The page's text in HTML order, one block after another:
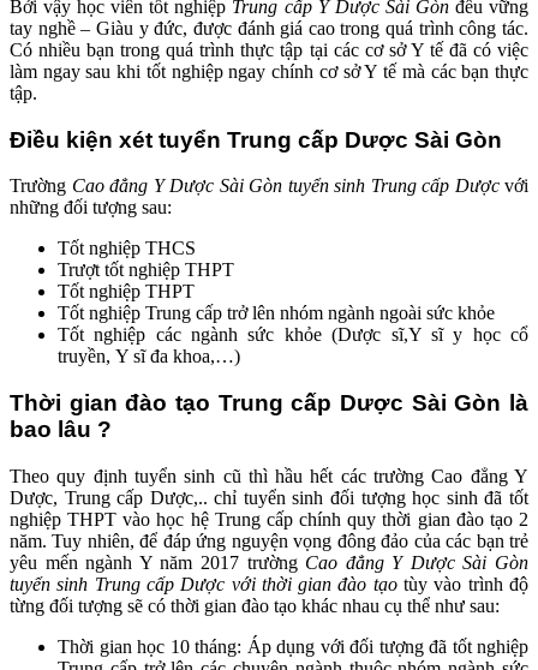
Bởi vậy học viên tốt nghiệp Trung cấp Y Dược Sài Gònđều vững
tay nghề – Giàu y đức, được đánh giá cao trong quá trình công tác.
Có nhiều bạn trong quá trình thực tập tại các cơ sở Y tế đã có việc
làm ngay sau khi tốt nghiệp ngay chính cơ sở Y tế mà các bạn thực
tập.
Điều kiện xét tuyển Trung cấp Dược Sài Gòn
Trường Cao đẳng Y Dược Sài Gòn tuyển sinh Trung cấp Dượcvới
những đối tượng sau:
Tốt nghiệp THCS
Trượt tốt nghiệp THPT
Tốt nghiệp THPT
Tốt nghiệp Trung cấp trở lên nhóm ngành ngoài sức khỏe
Tốt nghiệp các ngành sức khỏe (Dược sĩ,Y sĩ y học cổ
truyền, Y sĩ đa khoa,…)
Thời gian đào tạo Trung cấp Dược Sài Gòn là
bao lâu ?
Theo quy định tuyển sinh cũ thì hầu hết các trường Cao đẳng Y
Dược, Trung cấp Dược,.. chỉ tuyển sinh đối tượng học sinh đã tốt
nghiệp THPT vào học hệ Trung cấp chính quy thời gian đào tạo 2
năm. Tuy nhiên, để đáp ứng nguyện vọng đông đảo của các bạn trẻ
yêu mến ngành Y năm 2017 trường Cao đẳng Y Dược Sài Gòn
tuyển sinh Trung cấp Dược với thời gian đào tạotùy vào trình độ
từng đối tượng sẽ có thời gian đào tạo khác nhau cụ thể như sau:
Thời gian học 10 tháng: Áp dụng với đối tượng đã tốt nghiệp